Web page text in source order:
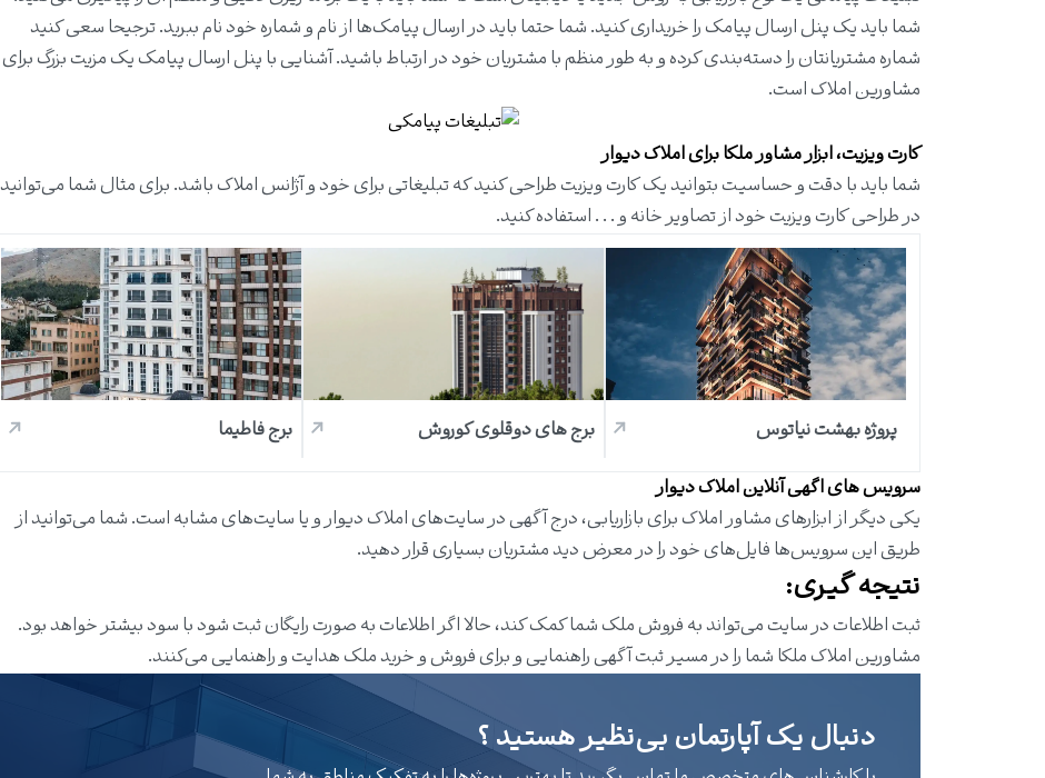
شما باید یک پنل ارسال پیامک را خریداری کنید. شما حتما باید در ارسال پیامک‌ها از نام و شماره خود نام ببرید. ترجیحا سعی کنید
شماره مشتریانتان را دسته‌بندی کرده و به طور منظم با مشتریان خود در ارتباط باشید. آشنایی با پنل ارسال پیامک یک مزیت بزرگ برای
مشاورین املاک است.
کارت ویزیت، ابزار مشاور ملکا برای املاک دیوار
شما باید با دقت و حساسیت بتوانید یک کارت ویزیت طراحی کنید که تبلیغاتی برای خود و آژانس املاک باشد. برای مثال شما می‌توانید
در طراحی کارت ویزیت خود از تصاویر خانه و . . . استفاده کنید.
پروژه بهشت نیاتوس برج های دوقلوی کوروش
برج فاطیما
سرویس های اگهی آنلاین املاک دیوار
یکی دیگر از ابزارهای مشاور املاک برای بازاریابی، درج آگهی در سایت‌های املاک دیوار و یا سایت‌های مشابه است. شما می‌توانید از
طریق این سرویس‌ها فایل‌های خود را در معرض دید مشتریان بسیاری قرار دهید.
نتیجه گیری:
ثبت اطلاعات در سایت می‌تواند به فروش ملک شما کمک کند، حالا اگر اطلاعات به صورت رایگان ثبت شود با سود بیشتر خواهد بود.
مشاوریناملاک ملکاشما را در مسیر ثبت آگهی راهنمایی و برای فروش و خرید ملک هدایت و راهنمایی می‌کنند.
دنبال یک آپارتمان بی‌نظیر هستید ؟